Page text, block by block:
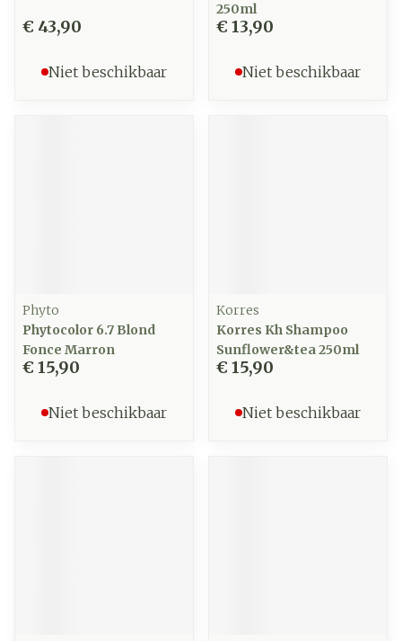
€ 43,90
Niet beschikbaar
250ml
€ 13,90
Niet beschikbaar
Phyto
Phytocolor 6.7 Blond
Fonce Marron
€ 15,90
Niet beschikbaar
Korres
Korres Kh Shampoo
Sunflower&tea 250ml
€ 15,90
Niet beschikbaar